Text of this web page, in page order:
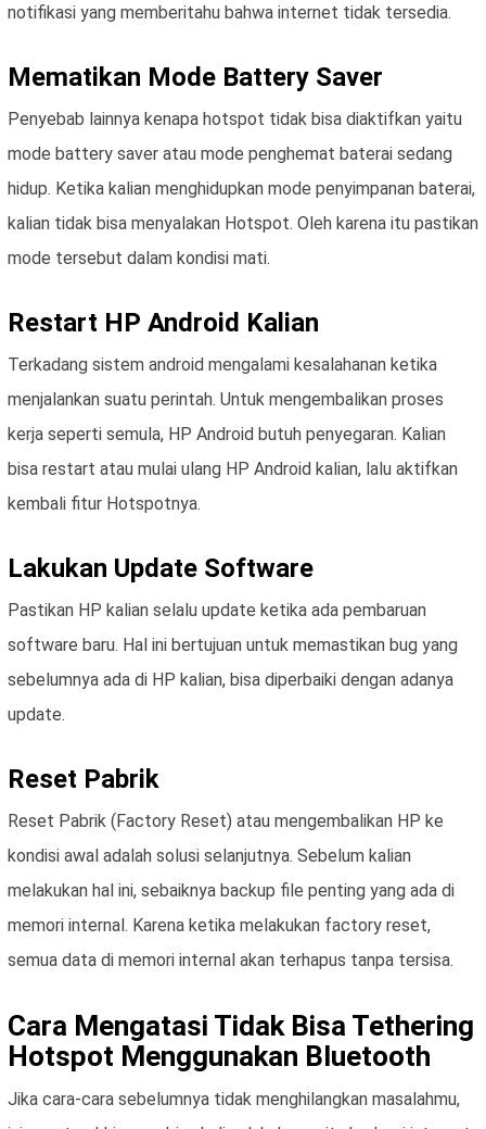
notifikasi yang memberitahu bahwa internet tidak tersedia.
Mematikan Mode Battery Saver
Penyebab lainnya kenapa hotspot tidak bisa diaktifkan yaitu
mode battery saver atau mode penghemat baterai sedang
hidup. Ketika kalian menghidupkan mode penyimpanan baterai,
kalian tidak bisa menyalakan Hotspot. Oleh karena itu pastikan
mode tersebut dalam kondisi mati.
Restart HP Android Kalian
Terkadang sistem android mengalami kesalahanan ketika
menjalankan suatu perintah. Untuk mengembalikan proses
kerja seperti semula, HP Android butuh penyegaran. Kalian
bisa restart atau mulai ulang HP Android kalian, lalu aktifkan
kembali fitur Hotspotnya.
Lakukan Update Software
Pastikan HP kalian selalu update ketika ada pembaruan
software baru. Hal ini bertujuan untuk memastikan bug yang
sebelumnya ada di HP kalian, bisa diperbaiki dengan adanya
update.
Reset Pabrik
Reset Pabrik (Factory Reset) atau mengembalikan HP ke
kondisi awal adalah solusi selanjutnya. Sebelum kalian
melakukan hal ini, sebaiknya backup file penting yang ada di
memori internal. Karena ketika melakukan factory reset,
semua data di memori internal akan terhapus tanpa tersisa.
Cara Mengatasi Tidak Bisa Tethering
Hotspot Menggunakan Bluetooth
Jika cara-cara sebelumnya tidak menghilangkan masalahmu,